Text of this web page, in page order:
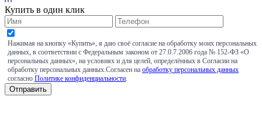
Купить в один клик
Нажимая на кнопку «Купить», я даю своё согласие на обработку моих персональных
данных, в соответствии с Федеральным законом от 27.0.7.2006 года № 152-ФЗ «О
персональных данных», на условиях и для целей, определённых в Согласии на
обработку персональных данных.Согласен на обработку персональных данных
согласно Политике конфиденциальности